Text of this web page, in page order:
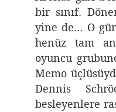
bir sınıf.
yine de… O
henüz tam
oyuncu
Memo
Dennis
besleyenlere